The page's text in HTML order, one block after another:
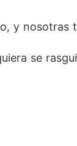
y nosotras
se